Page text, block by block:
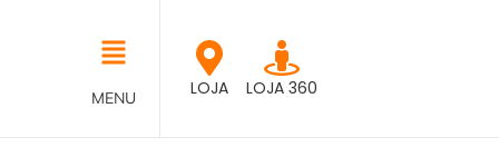
MENU LOJA LOJA 360